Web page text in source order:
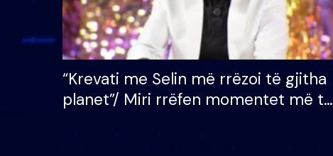
“Krevati me Selin më rrëzoi të gjitha
planet”/ Miri rrëfen momentet më të
mungojë zilja e mëngjesit kur…